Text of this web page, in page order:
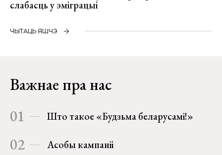
слабасць у эміграцыі
ЧЫТАЦЬ ЯШЧЭ
Важнае пра нас
01 Што такое «Будзьма беларусамі!»
02 Асобы кампаніі